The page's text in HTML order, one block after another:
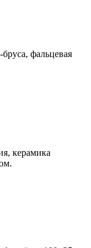
фальцевая
керамика